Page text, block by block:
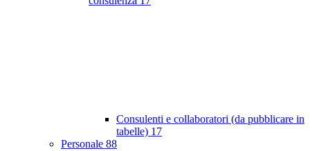
Consulenti e collaboratori (da pubblicare in
tabelle) 17
Personale 88